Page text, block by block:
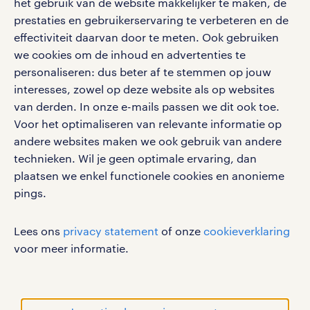
prestaties en gebruikerservaring te verbeteren en de
effectiviteit daarvan door te meten. Ook gebruiken
we cookies om de inhoud en advertenties te
personaliseren: dus beter af te stemmen op jouw
interesses, zowel op deze website als op websites
van derden. In onze e-mails passen we dit ook toe.
Voor het optimaliseren van relevante informatie op
andere websites maken we ook gebruik van andere
technieken. Wil je geen optimale ervaring, dan
plaatsen we enkel functionele cookies en anonieme
pings.
Lees ons privacy statement of onze cookieverklaring
voor meer informatie.
bruto-netto calculator
klachten en misstanden
Eenvoudig, snel en overal.
apple app store
google play store
social media
Volg ons voor de leukste content omtrent
vacatures, solliciteren en inspiratie.
werken bij randstad